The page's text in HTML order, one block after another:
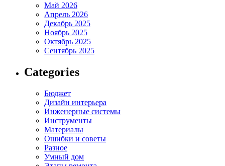
Май 2026
Апрель 2026
Декабрь 2025
Ноябрь 2025
Октябрь 2025
Сентябрь 2025
Categories
Бюджет
Дизайн интерьера
Инженерные системы
Инструменты
Материалы
Ошибки и советы
Разное
Умный дом